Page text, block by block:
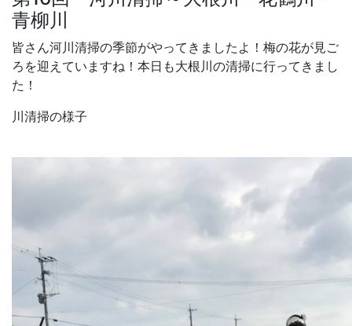
青柳川
皆さん河川清掃の季節がやってきましたよ！梅の花が見ご
ろを迎えていますね！本日も大根川の清掃に行ってきまし
た！
川清掃の様子